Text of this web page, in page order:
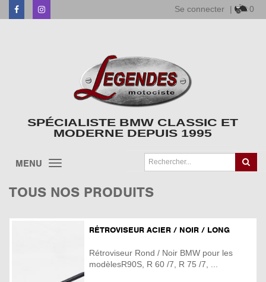
FacebookInstagram Se connecter | 0
SPÉCIALISTE BMW CLASSIC ET
MODERNE DEPUIS 1995
MENU
TOUS NOS PRODUITS
RÉTROVISEUR ACIER / NOIR / LONG
Rétroviseur Rond / Noir BMW pour les
modèlesR90S, R 60 /7, R 75 /7, ...